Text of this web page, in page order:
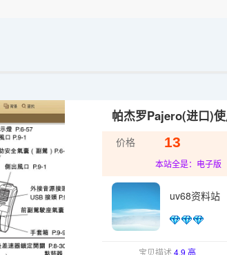
帕杰罗Pajero(进口)
价格 13
本站全是：电子版
uv68资料站
宝贝描述4.9 高